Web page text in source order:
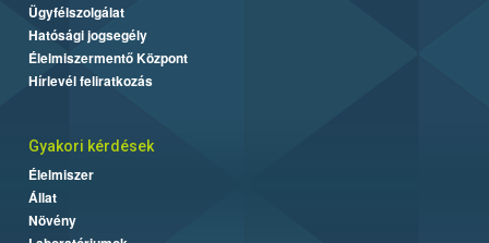
Ügyfélszolgálat
Hatósági jogsegély
Élelmiszermentő Központ
Hírlevél feliratkozás
Gyakori kérdések
Élelmiszer
Állat
Növény